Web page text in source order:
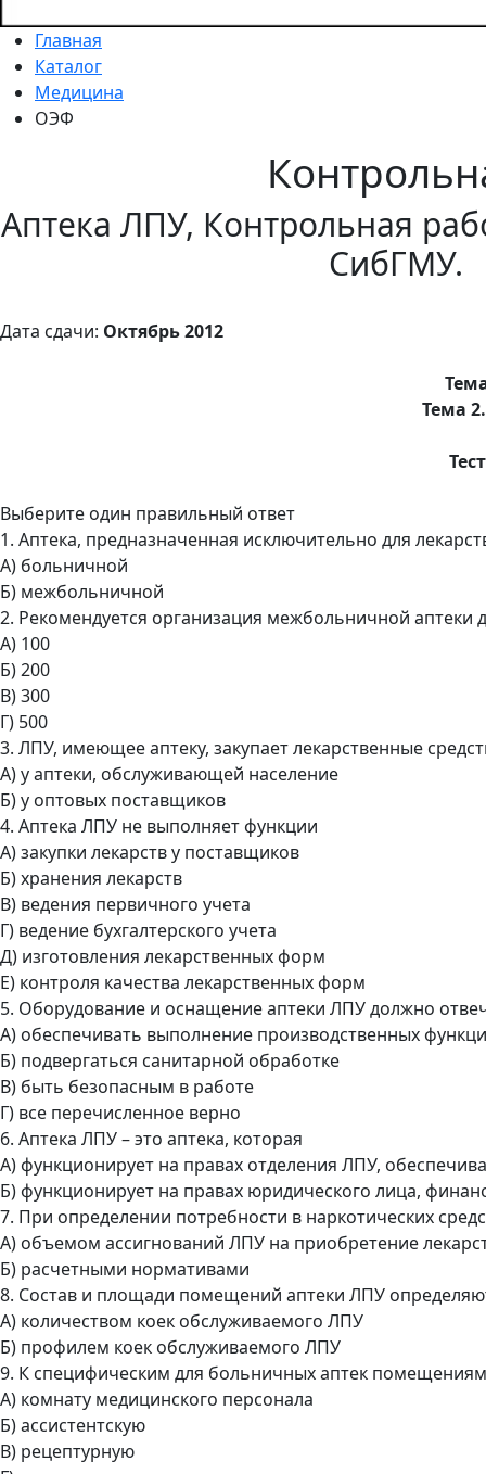
Главная
Каталог
Медицина
ОЭФ
Аптека ЛПУ, Контрольная
СибГМУ.
Дата сдачи: Октябрь 2012
Тема
Выберите один правильный ответ
1. Аптека, предназначенная исключительно для
А) больничной
Б) межбольничной
2. Рекомендуется организация межбольничной
А) 100
Б) 200
В) 300
Г) 500
3. ЛПУ, имеющее аптеку, закупает лекарственные
А) у аптеки, обслуживающей население
Б) у оптовых поставщиков
4. Аптека ЛПУ не выполняет функции
А) закупки лекарств у поставщиков
Б) хранения лекарств
В) ведения первичного учета
Г) ведение бухгалтерского учета
Д) изготовления лекарственных форм
Е) контроля качества лекарственных форм
5. Оборудование и оснащение аптеки ЛПУ должно
А) обеспечивать выполнение производственных
Б) подвергаться санитарной обработке
В) быть безопасным в работе
Г) все перечисленное верно
6. Аптека ЛПУ – это аптека, которая
А) функционирует на правах отделения ЛПУ,
Б) функционирует на правах юридического лица,
7. При определении потребности в наркотических
А) объемом ассигнований ЛПУ на приобретение
Б) расчетными нормативами
8. Состав и площади помещений аптеки ЛПУ
А) количеством коек обслуживаемого ЛПУ
Б) профилем коек обслуживаемого ЛПУ
9. К специфическим для больничных аптек
А) комнату медицинского персонала
Б) ассистентскую
В) рецептурную